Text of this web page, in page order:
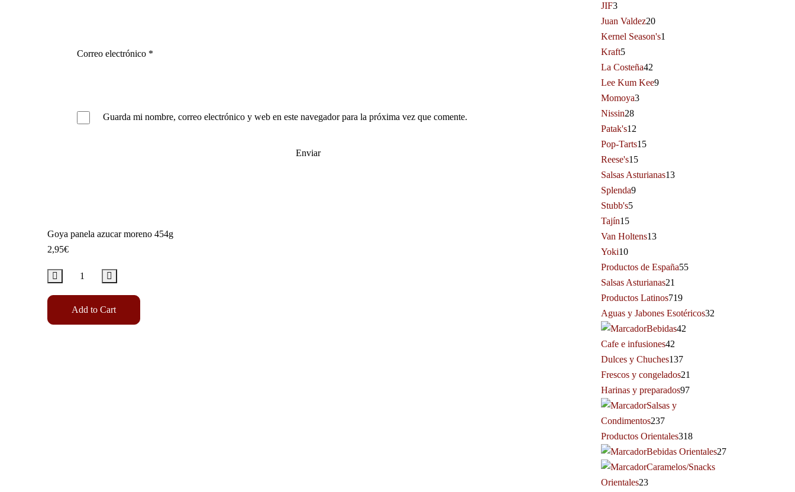
Correo electrónico *
Guarda mi nombre, correo electrónico y web en este navegador para la próxima vez que comente.
Goya panela azucar moreno 454g
2,95€
Add to Cart
JIF3
Juan Valdez20
Kernel Season's1
Kraft5
La Costeña42
Lee Kum Kee9
Momoya3
Nissin28
Patak's12
Pop-Tarts15
Reese's15
Salsas Asturianas13
Splenda9
Stubb's5
Tajín15
Van Holtens13
Yoki10
Productos de España55
Salsas Asturianas21
Productos Latinos719
Aguas y Jabones Esotéricos32
Bebidas42
Cafe e infusiones42
Dulces y Chuches137
Frescos y congelados21
Harinas y preparados97
Salsas y
Condimentos237
Productos Orientales318
Bebidas Orientales27
Caramelos/Snacks
Orientales23